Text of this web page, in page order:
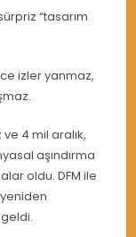
“tasarım
izler yanmaz,
4 mil aralık,
aşındırma
oldu. DFM ile